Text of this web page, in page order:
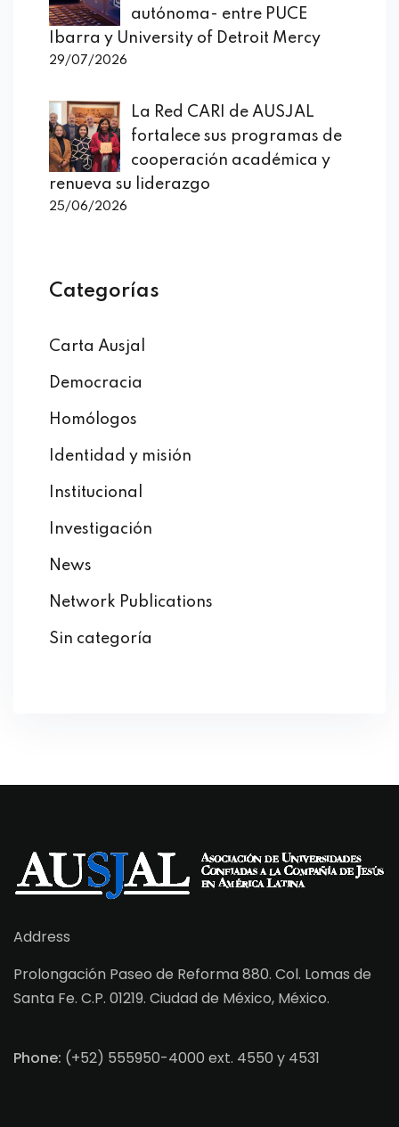
autónoma- entre PUCE
Ibarra y University of Detroit Mercy
29/07/2026
La Red CARI de AUSJAL
fortalece sus programas de
cooperación académica y
renueva su liderazgo
25/06/2026
Categorías
Carta Ausjal
Democracia
Homólogos
Identidad y misión
Institucional
Investigación
News
Network Publications
Sin categoría
Address
Prolongación Paseo de Reforma 880. Col. Lomas de
Santa Fe. C.P. 01219. Ciudad de México, México.
Phone: (+52) 555950-4000 ext. 4550 y 4531